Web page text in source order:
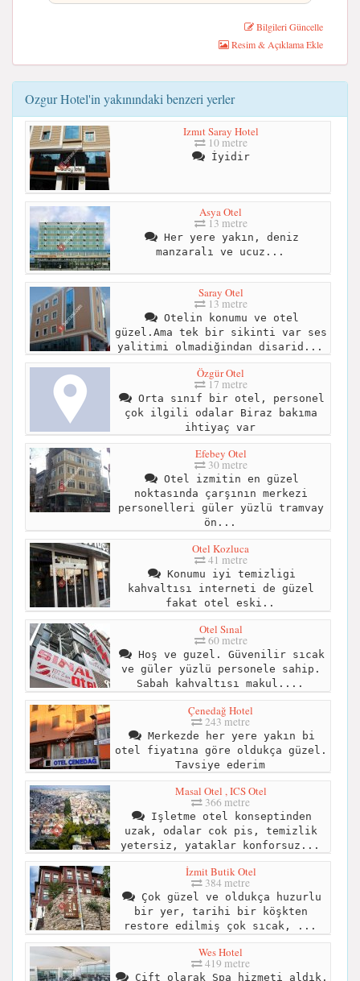
Bilgileri Güncelle
Resim & Açıklama Ekle
Ozgur Hotel'in yakınındaki benzeri yerler
Izmıt Saray Hotel
10 metre
İyidir
Asya Otel
13 metre
Her yere yakın, deniz
manzaralı ve ucuz...
Saray Otel
13 metre
Otelin konumu ve otel
güzel.Ama tek bir sikinti var ses
yalitimi olmadiğindan disarid...
Özgür Otel
17 metre
Orta sınıf bir otel, personel
çok ilgili odalar Biraz bakıma
ihtiyaç var
Efebey Otel
30 metre
Otel izmitin en güzel
noktasında çarşının merkezi
personelleri güler yüzlü tramvay
ön...
Otel Kozluca
41 metre
Konumu iyi temizligi
kahvaltısı interneti de güzel
fakat otel eski..
Otel Sınal
60 metre
Hoş ve guzel. Güvenilir sıcak
ve güler yüzlü personele sahip.
Sabah kahvaltısı makul....
Çenedağ Hotel
243 metre
Merkezde her yere yakın bi
otel fiyatına göre oldukça güzel.
Tavsiye ederim
Masal Otel , ICS Otel
366 metre
Işletme otel konseptinden
uzak, odalar cok pis, temizlik
yetersiz, yataklar konforsuz...
İzmit Butik Otel
384 metre
Çok güzel ve oldukça huzurlu
bir yer, tarihi bir köşkten
restore edilmiş çok sıcak, ...
Wes Hotel
419 metre
Çift olarak Spa hizmeti aldık.